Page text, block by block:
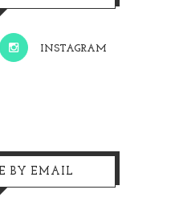
INSTAGRAM
BY EMAIL